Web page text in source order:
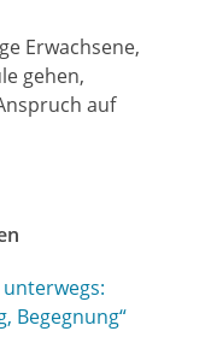
Erwachsene,
gehen,
auf
Begegnung“